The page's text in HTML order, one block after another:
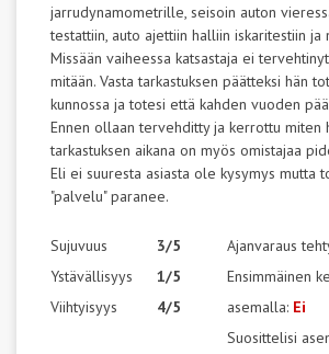
jarrudynamometrille, seisoin auton
testattiin, auto ajettiin halliin iskaritestiin
Missään vaiheessa katsastaja ei
mitään. Vasta tarkastuksen päätteksi hän
kunnossa ja totesi että kahden vuoden
Ennen ollaan tervehditty ja kerrottu miten
tarkastuksen aikana on myös omistajaa
Eli ei suuresta asiasta ole kysymys mutta
"palvelu" paranee.
Sujuvuus
Ystävällisyys
Viihtyisyys
3/5
1/5
4/5
Ajanvaraus
Ensimmäinen
asemalla: Ei
Suosittelisi